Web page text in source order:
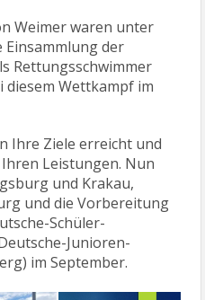
Weimer waren unter
der
Rettungsschwimmer
diesem Wettkampf im
Ihre Ziele erreicht und
Leistungen. Nun
und Krakau,
und die Vorbereitung
Schüler-
Junioren-
im September.